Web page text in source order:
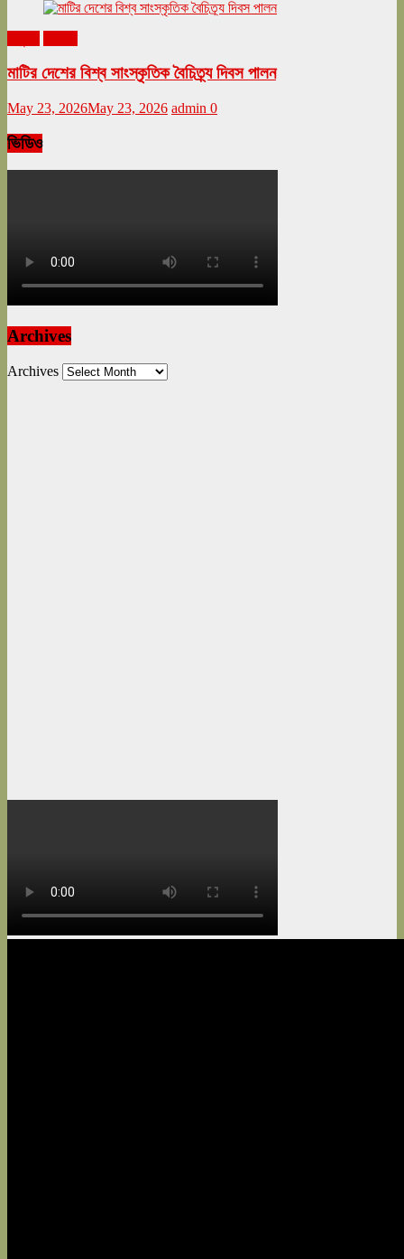
মাটির দেশের বিশ্ব সাংস্কৃতিক বৈচিত্র্য দিবস পালন
May 23, 2026May 23, 2026 admin 0
ভিডিও
Archives
Archives